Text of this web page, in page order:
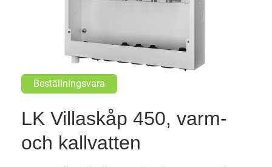
Beställningsvara
LK Villaskåp 450, varm-
och kallvatten